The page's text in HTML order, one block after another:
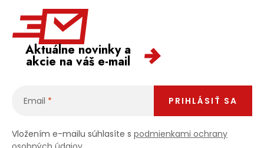
Aktuálne novinky a
akcie na váš e-mail
Email
Vložením e-mailu súhlasíte s podmienkami ochrany
PRIHLÁSIŤ SA